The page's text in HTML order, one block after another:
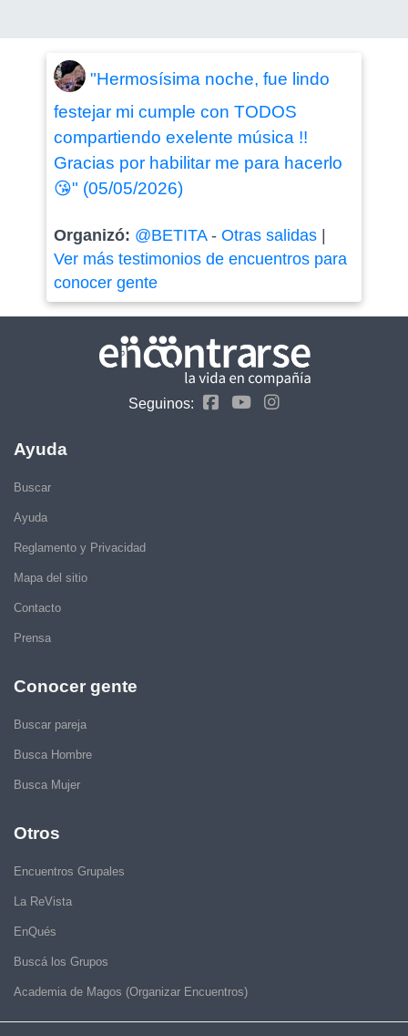
"Hermosísima noche, fue lindo
festejar mi cumple con TODOS
compartiendo exelente música !!
Gracias por habilitar me para hacerlo
😘" (05/05/2026)
Organizó: @BETITA- Otras salidas|
Ver más testimonios de encuentros para
conocer gente
Seguinos:
Ayuda
Buscar
Ayuda
Reglamento y Privacidad
Mapa del sitio
Contacto
Prensa
Conocer gente
Buscar pareja
Busca Hombre
Busca Mujer
Otros
Encuentros Grupales
La ReVista
EnQués
Buscá los Grupos
Academia de Magos (Organizar Encuentros)